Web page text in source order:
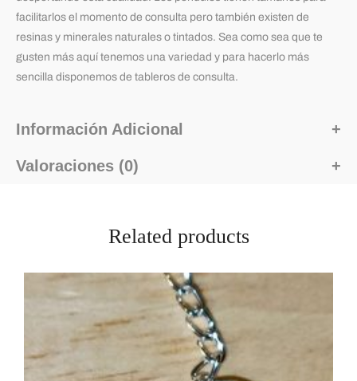
facilitarlos el momento de consulta pero también existen de
resinas y minerales naturales o tintados. Sea como sea que te
gusten más aquí tenemos una variedad y para hacerlo más
sencilla disponemos de tableros de consulta.
Información Adicional
Valoraciones (0)
Related products